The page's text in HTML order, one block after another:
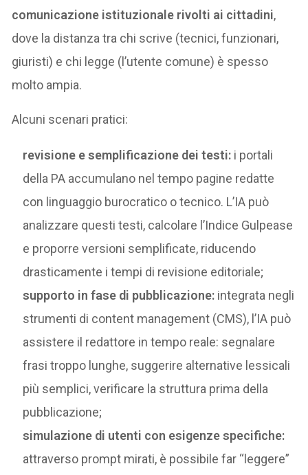
comunicazione istituzionale rivolti ai cittadini,
dove la distanza tra chi scrive (tecnici, funzionari,
giuristi) e chi legge (l’utente comune) è spesso
molto ampia.
Alcuni scenari pratici:
revisione e semplificazione dei testi: i portali
della PA accumulano nel tempo pagine redatte
con linguaggio burocratico o tecnico. L’IA può
analizzare questi testi, calcolare l’Indice Gulpease
e proporre versioni semplificate, riducendo
drasticamente i tempi di revisione editoriale;
supporto in fase di pubblicazione: integrata negli
strumenti di content management (CMS), l’IA può
assistere il redattore in tempo reale: segnalare
frasi troppo lunghe, suggerire alternative lessicali
più semplici, verificare la struttura prima della
pubblicazione;
simulazione di utenti con esigenze specifiche:
attraverso prompt mirati, è possibile far “leggere”